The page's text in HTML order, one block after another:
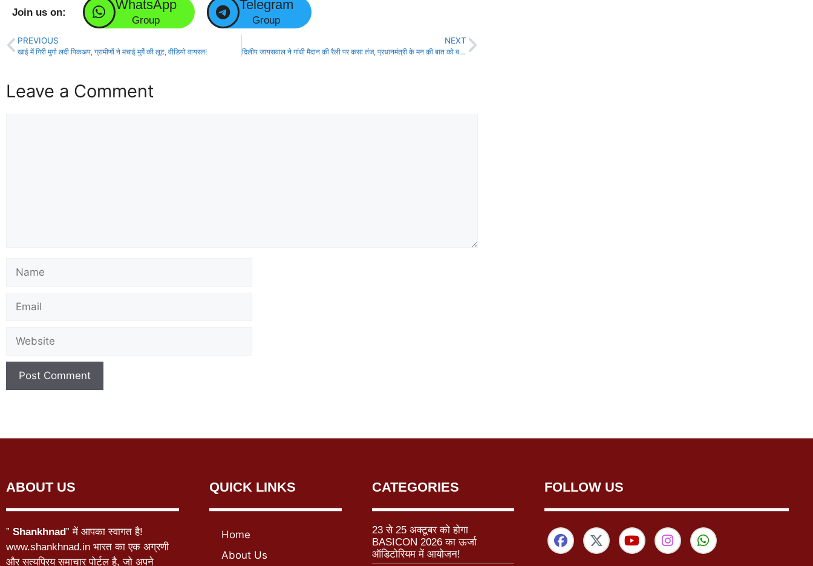
Join us on:
WhatsApp
Group
Telegram
Group
PREVIOUS
खाई में गिरी मुर्गा लदी पिकअप, ग्रामीणों ने मचाई मुर्गे की लूट, वीडियो वायरल!
NEXT
दिलीप जायसवाल ने गांधी मैदान की रैली पर कसा तंज, प्रधानमंत्री के मन की बात को बताया प्रेरणादायक!
Leave a Comment
ABOUT US
” Shankhnad” में आपका स्वागत है!
www.shankhnad.in भारत का एक अग्रणी
और सत्यप्रिय समाचार पोर्टल है, जो अपने
QUICK LINKS
Home
About Us
CATEGORIES
23 से 25 अक्टूबर को होगा
BASICON 2026 का ऊर्जा
ऑडिटोरियम में आयोजन!
FOLLOW US